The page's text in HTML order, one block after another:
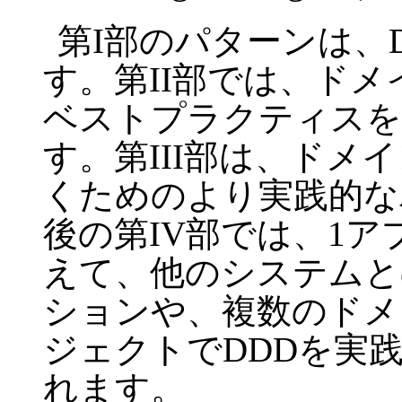
第I部のパターンは
す。第II部では、ドメ
ベストプラクティス
す。第III部は、ドメ
くためのより実践的
後の第IV部では、1ア
えて、他のシステム
ションや、複数のド
ジェクトでDDDを実
れます。